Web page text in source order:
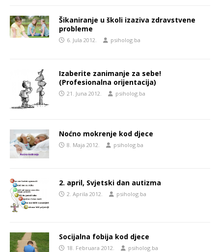
Šikaniranje u školi izaziva zdravstvene
probleme
6. Jula 2012. psiholog.ba
Izaberite zanimanje za sebe!
(Profesionalna orijentacija)
21. Juna 2012. psiholog.ba
Noćno mokrenje kod djece
8. Maja 2012. psiholog.ba
2. april, Svjetski dan autizma
2. Aprila 2012. psiholog.ba
Socijalna fobija kod djece
18. Februara 2012. psiholog.ba